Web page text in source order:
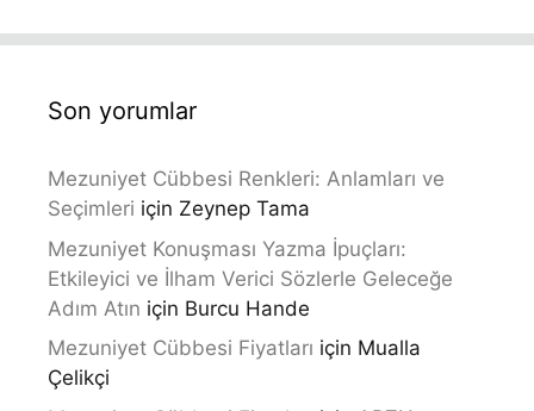
t
Son yorumlar
Mezuniyet Cübbesi Renkleri: Anlamları ve
Seçimleri için Zeynep Tama
Mezuniyet Konuşması Yazma İpuçları:
Etkileyici ve İlham Verici Sözlerle Geleceğe
Adım Atın için Burcu Hande
Mezuniyet Cübbesi Fiyatları için Mualla
Çelikçi